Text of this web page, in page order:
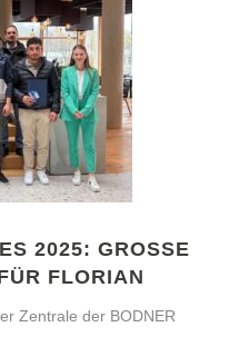
2025: GROSSE A
FLORIAN
Zentrale der BODNER